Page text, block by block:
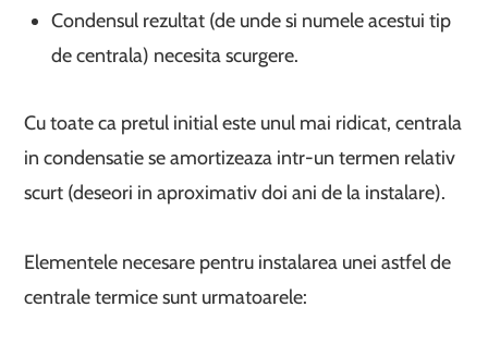
Condensul rezultat (de unde si numele acestui tip
de centrala) necesita scurgere.
Cu toate ca pretul initial este unul mai ridicat, centrala
in condensatie se amortizeaza intr-un termen relativ
scurt (deseori in aproximativ doi ani de la instalare).
Elementele necesare pentru instalarea unei astfel de
centrale termice sunt urmatoarele: